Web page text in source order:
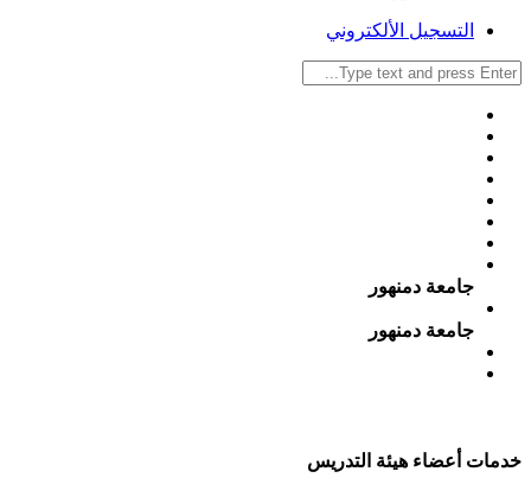
التسجيل الألكتروني
جامعة دمنهور
جامعة دمنهور
خدمات أعضاء هيئة التدريس